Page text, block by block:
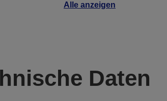
Alle anzeigen
Daten